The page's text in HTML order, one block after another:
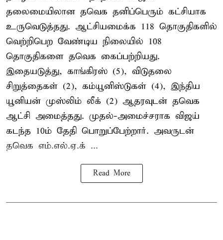
தலைமையிலான தவெக தனிப்பெரும் கட்சியாக
உருவெடுத்தது. ஆட்சியமைக்க 118 தொகுதிகளில்
வெற்றிபெற வேண்டிய நிலையில் 108
தொகுதிகளை தவெக கைப்பற்றியது.
இதையடுத்து, காங்கிரஸ் (5), விடுதலை
சிறுத்தைகள் (2), கம்யூனிஸ்டுகள் (4), இந்திய
யூனியன் முஸ்லிம் லீக் (2) ஆதரவுடன் தவெக
ஆட்சி அமைத்தது. முதல்-அமைச்சராக விஜய்
கடந்த 10ம் தேதி பொறுப்பேற்றார். அவருடன்
தவெக எம்.எல்.ஏ.க் ...
Read More